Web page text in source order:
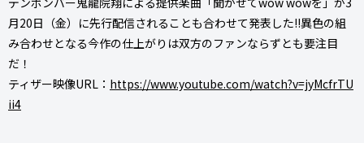
月20日（金）に先行配信されることも合わせて発表した!!異色の組
み合わせとなる今作の仕上がりは双方のファンならずとも要注目
だ！
ティザー映像URL： https://www.youtube.com/watch?v=jyMcfrTU
ii4